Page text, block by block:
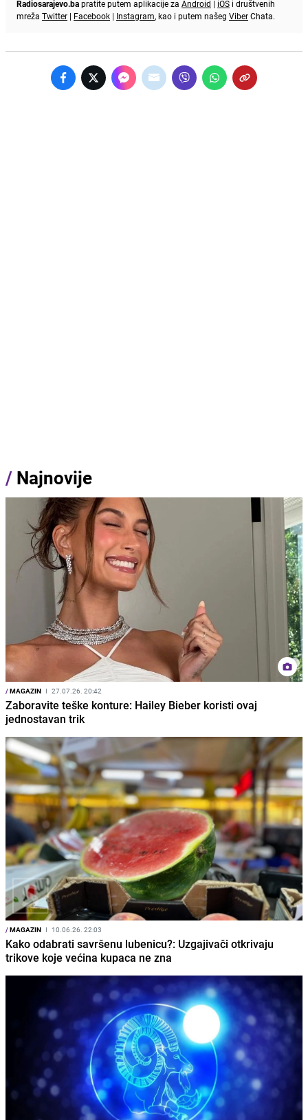
Radiosarajevo.bapratite putem aplikacije za Android | iOS i društvenih
mreža Twitter | Facebook | Instagram, kao i putem našeg ViberChata.
/ Najnovije
/MAGAZIN I 27.07.26. 20:42
Zaboravite teške konture: Hailey Bieber koristi ovaj
jednostavan trik
/MAGAZIN I 10.06.26. 22:03
Kako odabrati savršenu lubenicu?: Uzgajivači otkrivaju
trikove koje većina kupaca ne zna